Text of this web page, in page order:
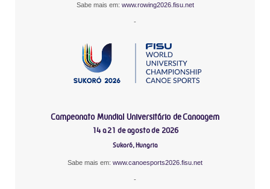
Sabe mais em: www.rowing2026.fisu.net
-
Campeonato Mundial Universitário de Canoagem
14 a 21 de agosto de 2026
Sukoró, Hungria
Sabe mais em: www.canoesports2026.fisu.net
-